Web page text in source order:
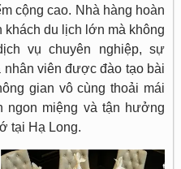
cộng cao. Nhà hàng hoàn
khách du lịch lớn mà không
vụ chuyên nghiệp, sự
nhân viên được đào tạo bài
gian vô cùng thoải mái
ngon miệng và tận hưởng
tại Hạ Long.